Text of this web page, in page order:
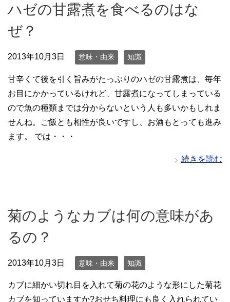
ハゼの甘露煮を食べるのはな
ぜ？
2013年10月3日 意味・由来 知識
甘辛くて後を引く旨みがたっぷりのハゼの甘露煮は、毎年
お目にかかっているけれど、甘露煮になってしまっている
ので魚の種類までは分からないという人も多いかもしれま
せんね。ご飯とも相性が良いですし、お酒もとっても進み
ます。 では・・・
続きを読む
菊のようなカブは何の意味があ
るの？
2013年10月3日 意味・由来 知識
カブに細かい切れ目を入れて菊の花のような形にした菊花
カブを知っていますか?おせち料理にも良く入れられてい